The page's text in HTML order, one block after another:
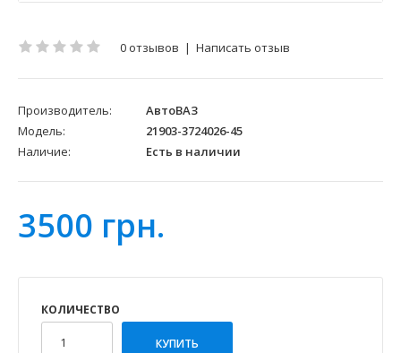
0 отзывов | Написать отзыв
Производитель:
АвтоВАЗ
Модель:
21903-3724026-45
Наличие:
Есть в наличии
3500 грн.
КОЛИЧЕСТВО